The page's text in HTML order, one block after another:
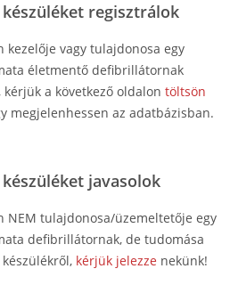
készüléket regisztrálok
kezelője vagy tulajdonosa egy
életmentő defibrillátornak
kérjük a következő oldalon töltsön
megjelenhessen az adatbázisban.
készüléket javasolok
NEM tulajdonosa/üzemeltetője egy
defibrillátornak, de tudomása
kérjük jelezze nekünk!